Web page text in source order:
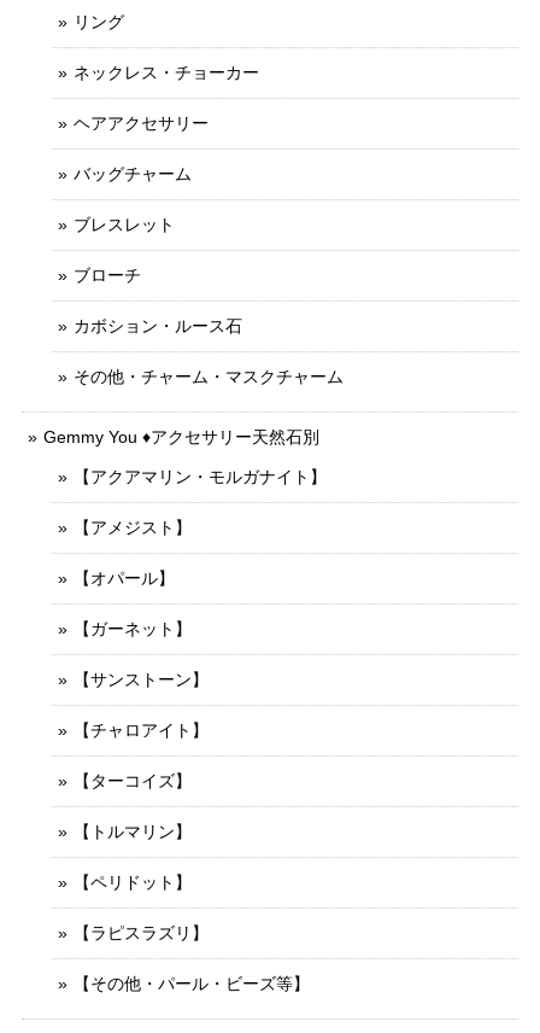
リング
ネックレス・チョーカー
ヘアアクセサリー
バッグチャーム
ブレスレット
ブローチ
カボション・ルース石
その他・チャーム・マスクチャーム
Gemmy You ♦︎アクセサリー天然石別
【アクアマリン・モルガナイト】
【アメジスト】
【オパール】
【ガーネット】
【サンストーン】
【チャロアイト】
【ターコイズ】
【トルマリン】
【ペリドット】
【ラピスラズリ】
【その他・パール・ビーズ等】